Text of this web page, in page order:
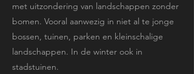
met uitzondering van landschappen zonder
bomen. Vooral aanwezig in niet al te jonge
bossen, tuinen, parken en kleinschalige
landschappen. In de winter ook in
stadstuinen.